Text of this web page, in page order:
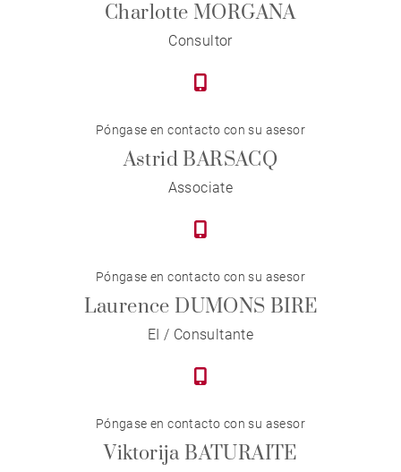
Charlotte MORGANA
Consultor
Póngase en contacto con su asesor
Astrid BARSACQ
Associate
Póngase en contacto con su asesor
Laurence DUMONS BIRE
EI / Consultante
Póngase en contacto con su asesor
Viktorija BATURAITE